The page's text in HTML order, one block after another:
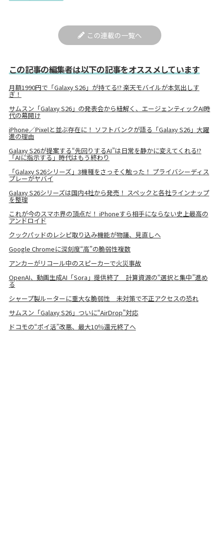
この連載の一覧へ
この記事の編集者は以下の記事をオススメしています
月額1990円で「Galaxy S26」が持てる!? 楽天モバイルが本気出しす
ぎ！
サムスン「Galaxy S26」の発表会から紐解く、エージェンティックAI時
代の幕開け
iPhone／Pixelと並ぶ存在に！ ソフトバンクが語る「Galaxy S26」大躍
進の理由
Galaxy S26が提案する“先回りするAI”は日常を静かに変えてくれる!?
「AIに指示する」時代はもう終わり
「Galaxy S26シリーズ」3機種をさっそく触った！ プライバシーディス
プレーがヤバイ
Galaxy S26シリーズは国内4社から発売！ スペックと各社ラインナップ
を整理
これが今のスマホ界の頂点だ！ iPhoneすら相手にならない史上最高の
アンドロイド
クックパッドのレシピ取り込み機能が物議、見直しへ
Google Chromeに深刻度“高”の脆弱性複数
アンカーがリコール中のスピーカーで火災事故
OpenAI、動画生成AI「Sora」提供終了 計算資源の“選択と集中”進め
る
シャープ製ルーターに重大な脆弱性 未対策で不正アクセスの恐れ
サムスン「Galaxy S26」ついに“AirDrop”対応
ドコモの“ポイ活”改悪、最大10％還元終了へ